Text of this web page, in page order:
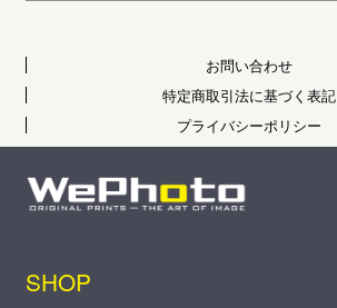
お問い合わせ
特定商取引法に基づく表記
プライバシーポリシー
SHOP